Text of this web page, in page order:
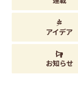
アイデア
お知らせ